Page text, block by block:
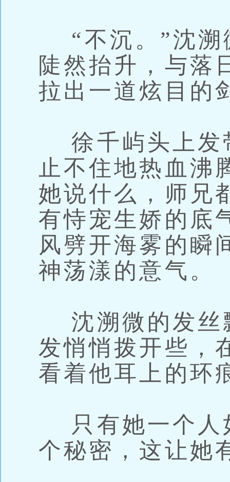
“不沉。”沈溯
陡然抬升，与落
拉出一道炫目的
徐千屿头上发
止不住地热血沸
她说什么，师兄
有恃宠生娇的底
风劈开海雾的瞬
神荡漾的意气。
沈溯微的发丝
发悄悄拨开些，
看着他耳上的环
只有她一个人
个秘密，这让她